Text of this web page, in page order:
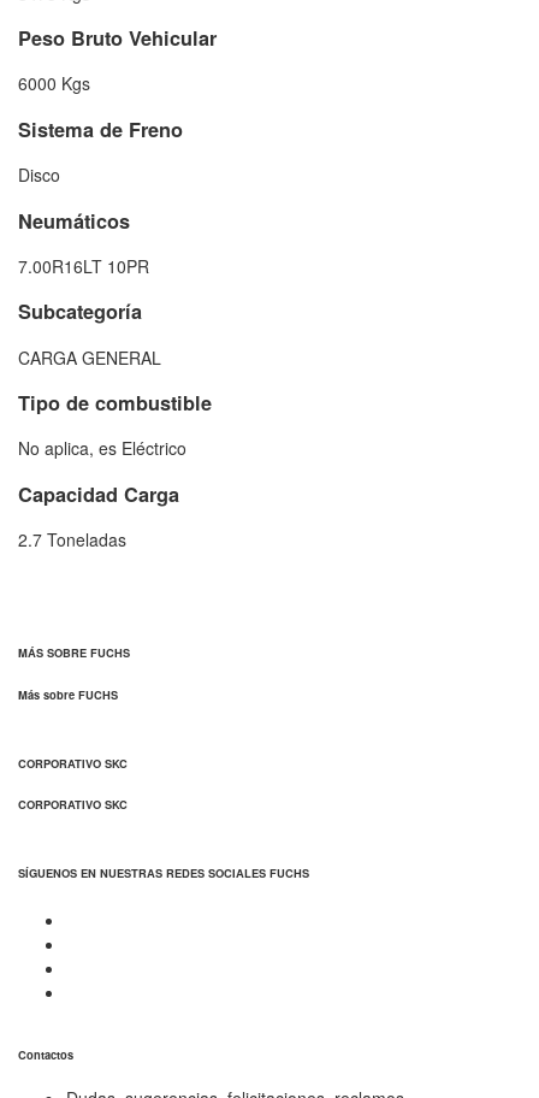
Peso Bruto Vehicular
6000 Kgs
Sistema de Freno
Disco
Neumáticos
7.00R16LT 10PR
Subcategoría
CARGA GENERAL
Tipo de combustible
No aplica, es Eléctrico
Capacidad Carga
2.7 Toneladas
MÁS SOBRE FUCHS
Más sobre FUCHS
CORPORATIVO SKC
CORPORATIVO SKC
SÍGUENOS EN NUESTRAS REDES SOCIALES FUCHS
Contactos